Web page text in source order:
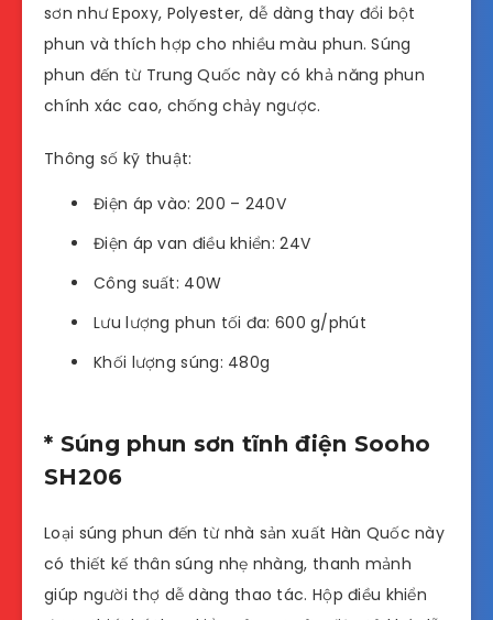
sơn như Epoxy, Polyester, dễ dàng thay đổi bột
phun và thích hợp cho nhiều màu phun. Súng
phun đến từ Trung Quốc này có khả năng phun
chính xác cao, chống chảy ngược.
Thông số kỹ thuật:
Điện áp vào: 200 – 240V
Điện áp van điều khiển: 24V
Công suất: 40W
Lưu lượng phun tối đa: 600 g/phút
Khối lượng súng: 480g
* Súng phun sơn tĩnh điện Sooho
SH206
Loại súng phun đến từ nhà sản xuất Hàn Quốc này
có thiết kế thân súng nhẹ nhàng, thanh mảnh
giúp người thợ dễ dàng thao tác. Hộp điều khiển